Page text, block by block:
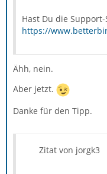
Hast Du die Support-
https://
Ähh, nein.
Aber jetzt.
Danke für den Tipp.
Zitat von jorgk3